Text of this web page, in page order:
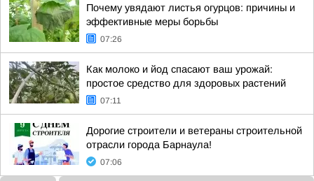
Почему увядают листья огурцов: причины и
эффективные меры борьбы
07:26
Как молоко и йод спасают ваш урожай:
простое средство для здоровых растений
07:11
Дорогие строители и ветераны строительной
отрасли города Барнаула!
07:06